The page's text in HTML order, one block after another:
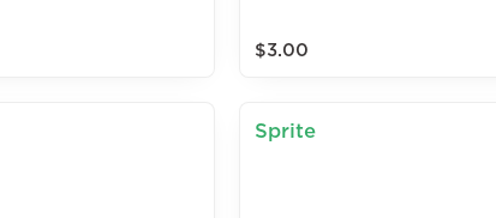
$3.00
Sprite